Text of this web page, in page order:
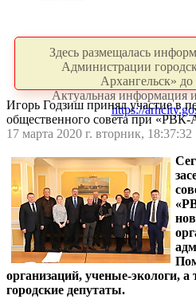
Здесь размещалась
Администрации
Архангельск»
Актуальная информация
https://
Игорь Годзиш принял участие в
общественного совета при «РВК-
17 марта 2020 г. вторник, 18:37:32
организаций, ученые-экологи,
городские депутаты.